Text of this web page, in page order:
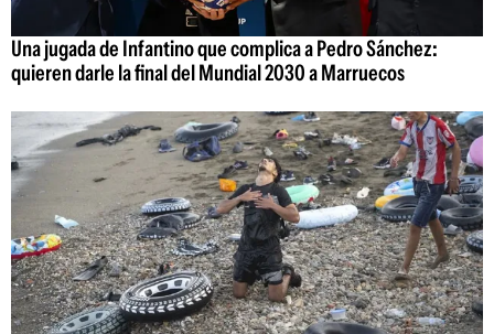
Una jugada de Infantino que complica a Pedro Sánchez:
quieren darle la final del Mundial 2030 a Marruecos